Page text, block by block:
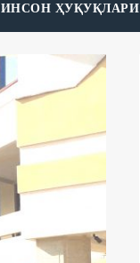
ИНСОН ҲУҚУҚЛАРИ